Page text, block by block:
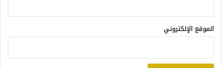
الموقع الإلكتروني